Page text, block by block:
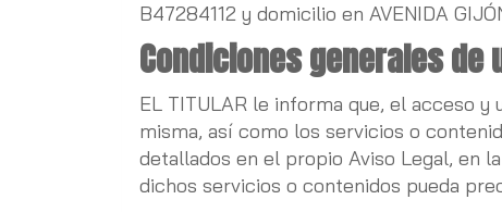
B47284112 y domicilio en AVENIDA
Condiciones generales
EL TITULAR le informa que, el acceso
misma, así como los servicios o
detallados en el propio Aviso Legal, en
dichos servicios o contenidos pueda